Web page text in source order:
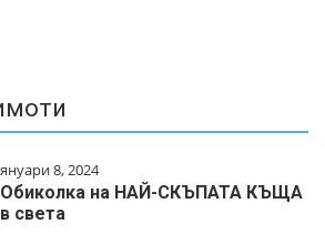
януари 8, 2024
Обиколка на НАЙ-СКЪПАТА КЪЩА
в света